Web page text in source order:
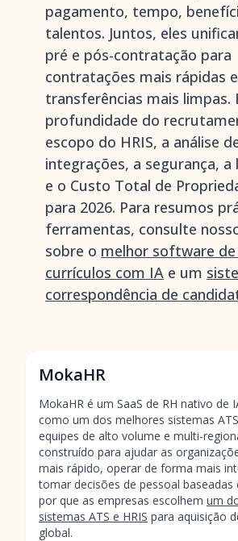
pagamento, tempo,
talentos. Juntos, eles
pré e pós-contratação para
contratações mais rápidas e
transferências mais limpas.
profundidade do
escopo do HRIS, a análise
integrações, a segurança, a
e o Custo Total de
para 2026. Para resumos
ferramentas, consulte
sobre o melhor software
currículos com IA e um
correspondência de
MokaHR
MokaHR é um SaaS de RH nativo de
como um dos melhores sistemas
equipes de alto volume e multi-
construído para ajudar as
mais rápido, operar de forma mais
tomar decisões de pessoal baseadas
por que as empresas escolhem um
sistemas ATS e HRIS para aquisição
global.